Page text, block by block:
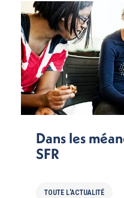
Dans les
SFR
TOUTE L'ACTUALITÉ